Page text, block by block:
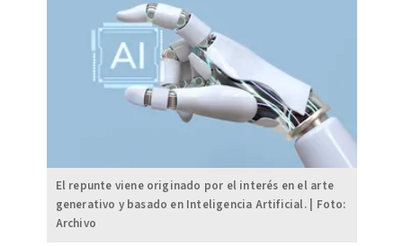
El repunte viene originado por el interés en el arte
generativo y basado en Inteligencia Artificial. | Foto:
Archivo